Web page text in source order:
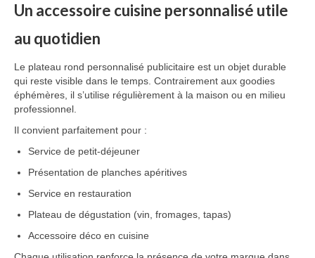
Un accessoire cuisine personnalisé utile
au quotidien
Le plateau rond personnalisé publicitaire est un objet durable
qui reste visible dans le temps. Contrairement aux goodies
éphémères, il s’utilise régulièrement à la maison ou en milieu
professionnel.
Il convient parfaitement pour :
Service de petit-déjeuner
Présentation de planches apéritives
Service en restauration
Plateau de dégustation (vin, fromages, tapas)
Accessoire déco en cuisine